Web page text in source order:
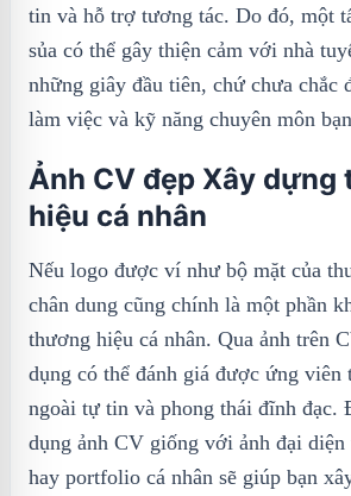
tin và hỗ trợ tương tác. Do đó, một
sủa có thể gây thiện cảm với nhà
những giây đầu tiên, chứ chưa chắc
làm việc và kỹ năng chuyên môn
Ảnh CV đẹp Xây dựng
hiệu cá nhân
Nếu logo được ví như bộ mặt của
chân dung cũng chính là một phần
thương hiệu cá nhân. Qua ảnh trên
dụng có thể đánh giá được ứng viên
ngoài tự tin và phong thái đĩnh đạc.
dụng ảnh CV giống với ảnh đại
hay portfolio cá nhân sẽ giúp bạn